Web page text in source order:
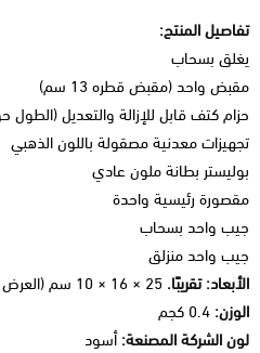
تفاصيل المنتج:
يغلق بسحاب
مقبض واحد (مقبض قطره 13 سم)
حزام كتف قابل للإزالة والتعديل (الطول حوالي 110-
تجهيزات معدنية مصقولة باللون الذهبي
بوليستر بطانة ملون عادي
مقصورة رئيسية واحدة
جيب واحد بسحاب
جيب واحد منزلق
الأبعاد: تقريبًا. 25 × 16 × 10 سم (العرض × الارتفاع × العمق)
الوزن:
لون الشركة المصنعة:أسود